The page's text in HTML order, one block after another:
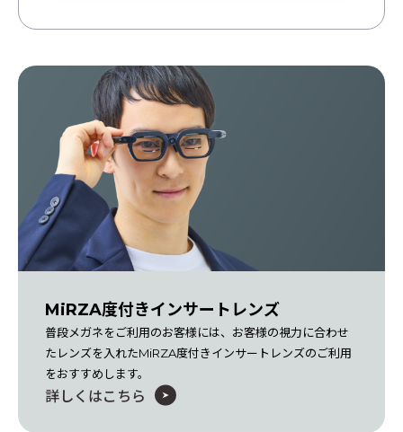
よくある質問
お問い合わせ
開発者
開発者サポート
開発者ドキュメント
サンプルプログラム
MiRZA度付きインサートレンズ
普段メガネをご利用のお客様には、お客様の視力に合わせ
たレンズを入れたMiRZA度付きインサートレンズのご利用
をおすすめします。
詳しくはこちら